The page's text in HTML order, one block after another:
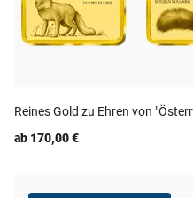
Reines Gold zu Ehren von
ab 170,00 €